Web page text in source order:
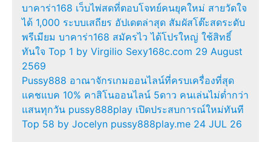
บาคาร่า168 เว็บไพ่สดที่ตอบโจทย์คนยุคใหม่ สายวัดใจ
ได้ 1,000 ระบบเสถียร อัปเดตล่าสุด สัมผัสโต๊ะสดระดับ
พรีเมียม บาคาร่า168 สมัครไว ได้โปรใหญ่ ใช้สิทธิ์
ทันใจ Top 1 by Virgilio Sexy168c.com 29 August
2569
Pussy888 อาณาจักรเกมออนไลน์ที่ครบเครื่องที่สุด
แคชแบค 10% คาสิโนออนไลน์ 5ดาว คนเล่นไม่ต่ำกว่า
แสนทุกวัน pussy888play เปิดประสบการณ์ใหม่ทันที
Top 58 by Jocelyn pussy888play.me 24 JUL 26